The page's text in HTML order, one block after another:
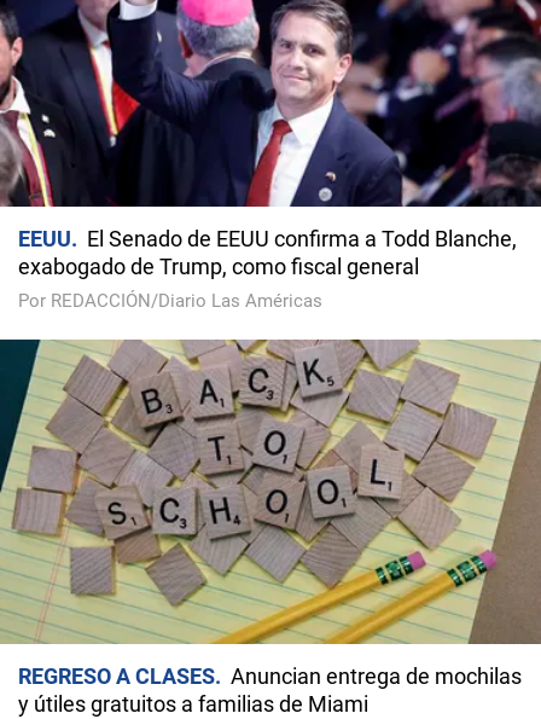
EEUU
El Senado de EEUU confirma a Todd Blanche,
exabogado de Trump, como fiscal general
Por REDACCIÓN/Diario Las Américas
REGRESO A CLASES
Anuncian entrega de mochilas
y útiles gratuitos a familias de Miami